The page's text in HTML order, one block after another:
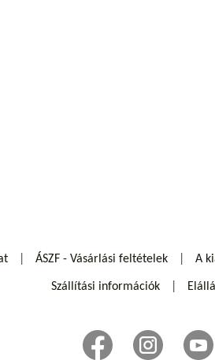
ÁSZF - Vásárlási feltételek A
Szállítási információk